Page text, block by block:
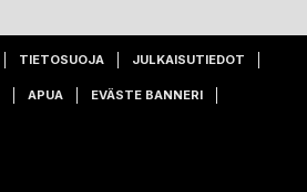
TIETOSUOJA JULKAISUTIEDOT
APUA EVÄSTE BANNERI